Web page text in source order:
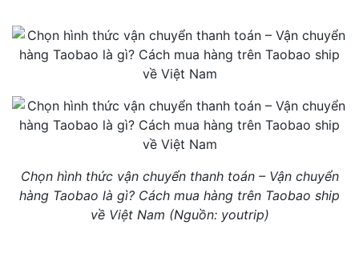
Chọn hình thức vận chuyển thanh toán – Vận chuyển
hàng Taobao là gì? Cách mua hàng trên Taobao ship
về Việt Nam (Nguồn: youtrip)